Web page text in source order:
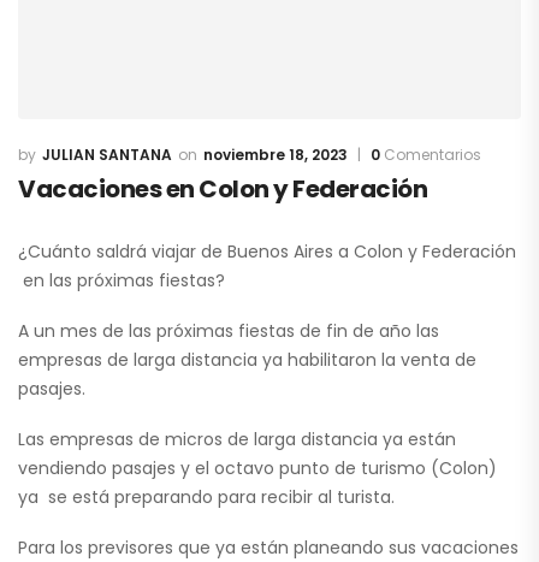
JULIAN SANTANA noviembre 18, 2023 0 Comentarios
Vacaciones en Colon y Federación
¿Cuánto saldrá viajar de Buenos Aires a Colon y Federación
en las próximas fiestas?
A un mes de las próximas fiestas de fin de año las
empresas de larga distancia ya habilitaron la venta de
pasajes.
Las empresas de micros de larga distancia ya están
vendiendo pasajes y el octavo punto de turismo (Colon)
ya se está preparando para recibir al turista.
Para los previsores que ya están planeando sus vacaciones